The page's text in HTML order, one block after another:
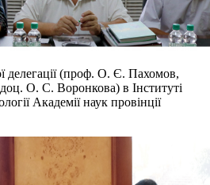
делегації (проф. О. Є. Пахомов,
О. С. Воронкова) в Інституті
Академії наук провінції